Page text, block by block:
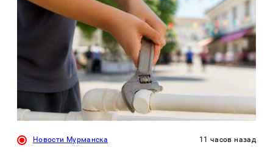
Новости Мурманска 11 часов назад